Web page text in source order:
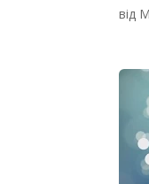
від